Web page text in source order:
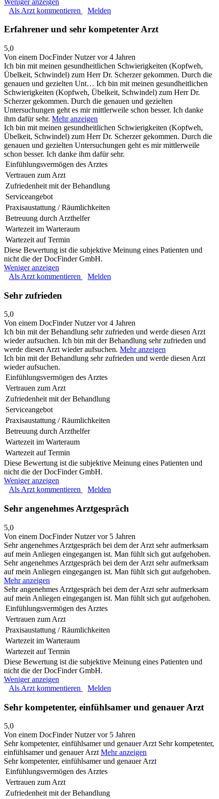
Als Arzt kommentieren
Melden
Erfahrener und sehr kompetenter Arzt
5,0
Von einem DocFinder Nutzervor 4 Jahren
Ich bin mit meinen gesundheitlichen Schwierigkeiten (Kopfweh,
Übelkeit, Schwindel) zum Herr Dr. Scherzer gekommen. Durch die
genauen und gezielten Unt… Ich bin mit meinen gesundheitlichen
Schwierigkeiten (Kopfweh, Übelkeit, Schwindel) zum Herr Dr.
Scherzer gekommen. Durch die genauen und gezielten
Untersuchungen geht es mir mittlerweile schon besser. Ich danke
ihm dafür sehr. Mehr anzeigen
Ich bin mit meinen gesundheitlichen Schwierigkeiten (Kopfweh,
Übelkeit, Schwindel) zum Herr Dr. Scherzer gekommen. Durch die
genauen und gezielten Untersuchungen geht es mir mittlerweile
schon besser. Ich danke ihm dafür sehr.
Einfühlungsvermögen des Arztes
Vertrauen zum Arzt
Zufriedenheit mit der Behandlung
Serviceangebot
Praxisaustattung / Räumlichkeiten
Betreuung durch Arzthelfer
Wartezeit im Warteraum
Wartezeit auf Termin
Diese Bewertung ist die subjektive Meinung eines Patienten und
nicht die der DocFinder GmbH.
Weniger anzeigen
Als Arzt kommentieren
Melden
Sehr zufrieden
5,0
Von einem DocFinder Nutzervor 4 Jahren
Ich bin mit der Behandlung sehr zufrieden und werde diesen Arzt
wieder aufsuchen. Ich bin mit der Behandlung sehr zufrieden und
werde diesen Arzt wieder aufsuchen. Mehr anzeigen
Ich bin mit der Behandlung sehr zufrieden und werde diesen Arzt
wieder aufsuchen.
Einfühlungsvermögen des Arztes
Vertrauen zum Arzt
Zufriedenheit mit der Behandlung
Serviceangebot
Praxisaustattung / Räumlichkeiten
Betreuung durch Arzthelfer
Wartezeit im Warteraum
Wartezeit auf Termin
Diese Bewertung ist die subjektive Meinung eines Patienten und
nicht die der DocFinder GmbH.
Weniger anzeigen
Als Arzt kommentieren
Melden
Sehr angenehmes Arztgespräch
5,0
Von einem DocFinder Nutzervor 5 Jahren
Sehr angenehmes Arztgespräch bei dem der Arzt sehr aufmerksam
auf mein Anliegen eingegangen ist. Man fühlt sich gut aufgehoben.
Sehr angenehmes Arztgespräch bei dem der Arzt sehr aufmerksam
auf mein Anliegen eingegangen ist. Man fühlt sich gut aufgehoben.
Mehr anzeigen
Sehr angenehmes Arztgespräch bei dem der Arzt sehr aufmerksam
auf mein Anliegen eingegangen ist. Man fühlt sich gut aufgehoben.
Einfühlungsvermögen des Arztes
Vertrauen zum Arzt
Praxisaustattung / Räumlichkeiten
Wartezeit im Warteraum
Wartezeit auf Termin
Diese Bewertung ist die subjektive Meinung eines Patienten und
nicht die der DocFinder GmbH.
Weniger anzeigen
Als Arzt kommentieren
Melden
Sehr kompetenter, einfühlsamer und genauer Arzt
5,0
Von einem DocFinder Nutzervor 5 Jahren
Sehr kompetenter, einfühlsamer und genauer Arzt Sehr kompetenter,
einfühlsamer und genauer Arzt Mehr anzeigen
Sehr kompetenter, einfühlsamer und genauer Arzt
Einfühlungsvermögen des Arztes
Vertrauen zum Arzt
Zufriedenheit mit der Behandlung